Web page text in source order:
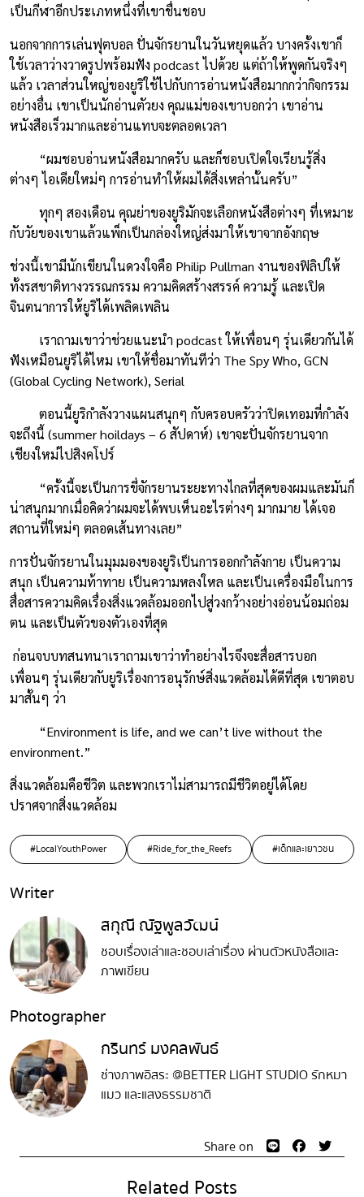
เป็นกีฬาอีกประเภทหนึ่งที่เขาชื่นชอบ
นอกจากการเล่นฟุตบอล ปั่นจักรยานในวันหยุดแล้ว บางครั้งเขาก็
ใช้เวลาว่างวาดรูปพร้อมฟัง podcast ไปด้วย แต่ถ้าให้พูดกันจริงๆ
แล้ว เวลาส่วนใหญ่ของยูริใช้ไปกับการอ่านหนังสือมากกว่ากิจกรรม
อย่างอื่น เขาเป็นนักอ่านตัวยง คุณแม่ของเขาบอกว่า เขาอ่าน
หนังสือเร็วมากและอ่านแทบจะตลอดเวลา
“ผมชอบอ่านหนังสือมากครับ และก็ชอบเปิดใจเรียนรู้สิ่ง
ต่างๆ ไอเดียใหม่ๆ การอ่านทำให้ผมได้สิ่งเหล่านั้นครับ”
ทุกๆ สองเดือน คุณย่าของยูริมักจะเลือกหนังสือต่างๆ ที่เหมาะ
กับวัยของเขาแล้วแพ็กเป็นกล่องใหญ่ส่งมาให้เขาจากอังกฤษ
ช่วงนี้เขามีนักเขียนในดวงใจคือ Philip Pullman งานของฟิลิปให้
ทั้งรสชาติทางวรรณกรรม ความคิดสร้างสรรค์ ความรู้ และเปิด
จินตนาการให้ยูริได้เพลิดเพลิน
เราถามเขาว่าช่วยแนะนำ podcast ให้เพื่อนๆ รุ่นเดียวกันได้
ฟังเหมือนยูริได้ไหม เขาให้ชื่อมาทันทีว่า The Spy Who, GCN
(Global Cycling Network), Serial
ตอนนี้ยูริกำลังวางแผนสนุกๆ กับครอบครัวว่าปิดเทอมที่กำลัง
จะถึงนี้ (summer hoildays – 6 สัปดาห์) เขาจะปั่นจักรยานจาก
เชียงใหม่ไปสิงคโปร์
“ครั้งนี้จะเป็นการขี่จักรยานระยะทางไกลที่สุดของผมและมันก็
น่าสนุกมากเมื่อคิดว่าผมจะได้พบเห็นอะไรต่างๆ มากมาย ได้เจอ
สถานที่ใหม่ๆ ตลอดเส้นทางเลย”
การปั่นจักรยานในมุมมองของยูริเป็นการออกกำลังกาย เป็นความ
สนุก เป็นความท้าทาย เป็นความหลงใหล และเป็นเครื่องมือในการ
สื่อสารความคิดเรื่องสิ่งแวดล้อมออกไปสู่วงกว้างอย่างอ่อนน้อมถ่อม
ตน และเป็นตัวของตัวเองที่สุด
ก่อนจบบทสนทนาเราถามเขาว่าทำอย่างไรจึงจะสื่อสารบอก
เพื่อนๆ รุ่นเดียวกับยูริเรื่องการอนุรักษ์สิ่งแวดล้อมได้ดีที่สุด เขาตอบ
มาสั้นๆ ว่า
“Environment is life, and we can’t live without the
environment.”
สิ่งแวดล้อมคือชีวิต และพวกเราไม่สามารถมีชีวิตอยู่ได้โดย
ปราศจากสิ่งแวดล้อม
#LocalYouthPower #Ride_for_the_Reefs #เด็กและเยาวชน
Writer
สกุณี ณัฐพูลวัฒน์
ชอบเรื่องเล่าและชอบเล่าเรื่อง ผ่านตัวหนังสือและ
ภาพเขียน
Photographer
กรินทร์ มงคลพันธ์
ช่างภาพอิสระ @BETTER LIGHT STUDIO รักหมา
แมว และแสงธรรมชาติ
Share on
Related Posts